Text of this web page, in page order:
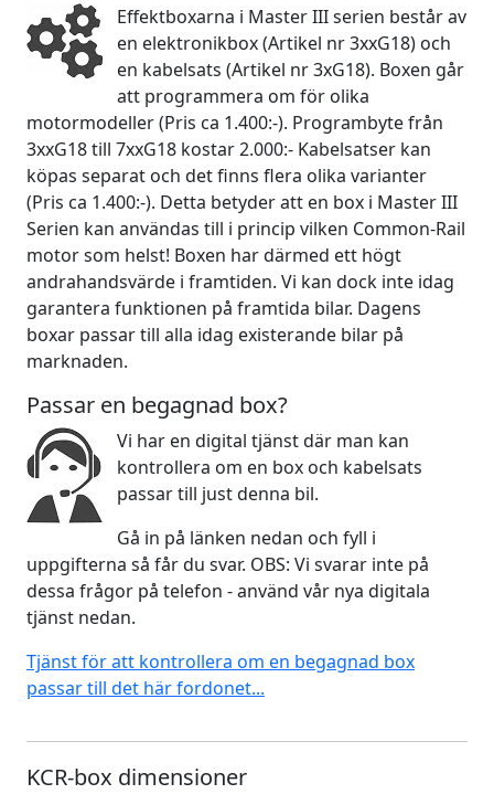
Effektboxarna i Master III serien består av
en elektronikbox (Artikel nr 3xxG18) och
en kabelsats (Artikel nr 3xG18). Boxen går
att programmera om för olika
motormodeller (Pris ca 1.400:-). Programbyte från
3xxG18 till 7xxG18 kostar 2.000:- Kabelsatser kan
köpas separat och det finns flera olika varianter
(Pris ca 1.400:-). Detta betyder att en box i Master III
Serien kan användas till i princip vilken Common-Rail
motor som helst! Boxen har därmed ett högt
andrahandsvärde i framtiden. Vi kan dock inte idag
garantera funktionen på framtida bilar. Dagens
boxar passar till alla idag existerande bilar på
marknaden.
Passar en begagnad box?
Vi har en digital tjänst där man kan
kontrollera om en box och kabelsats
passar till just denna bil.
Gå in på länken nedan och fyll i
uppgifterna så får du svar. OBS: Vi svarar inte på
dessa frågor på telefon - använd vår nya digitala
tjänst nedan.
Tjänst för att kontrollera om en begagnad box
passar till det här fordonet...
KCR-box dimensioner